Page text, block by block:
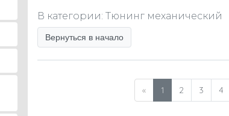
В категории: Тюнинг механический
Вернуться в начало
« 1 2 3 4